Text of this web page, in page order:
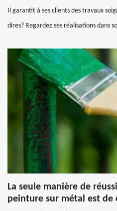
Il garantit à ses clients des travaux
dires? Regardez ses réalisations dans
La seule manière de
peinture sur métal est de